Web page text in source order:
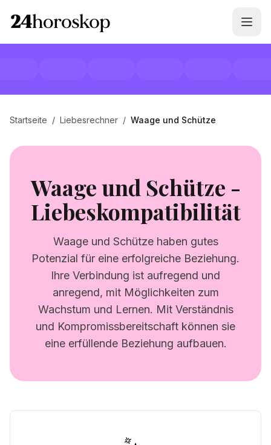
Startseite / Liebesrechner / Waage und Schütze
Waage und Schütze -
Liebeskompatibilität
Waage und Schütze haben gutes
Potenzial für eine erfolgreiche Beziehung.
Ihre Verbindung ist aufregend und
anregend, mit Möglichkeiten zum
Wachstum und Lernen. Mit Verständnis
und Kompromissbereitschaft können sie
eine erfüllende Beziehung aufbauen.